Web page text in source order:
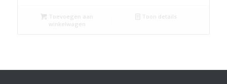
Toevoegen aan
winkelwagen
Toon details